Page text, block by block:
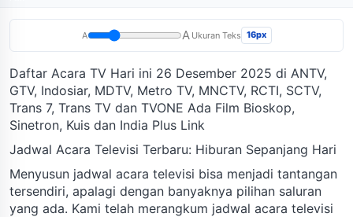
A A Ukuran Teks 16px
Daftar Acara TV Hari ini 26 Desember 2025 di ANTV,
GTV, Indosiar, MDTV, Metro TV, MNCTV, RCTI, SCTV,
Trans 7, Trans TV dan TVONE Ada Film Bioskop,
Sinetron, Kuis dan India Plus Link
Jadwal Acara Televisi Terbaru: Hiburan Sepanjang Hari
Menyusun jadwal acara televisi bisa menjadi tantangan
tersendiri, apalagi dengan banyaknya pilihan saluran
yang ada. Kami telah merangkum jadwal acara televisi